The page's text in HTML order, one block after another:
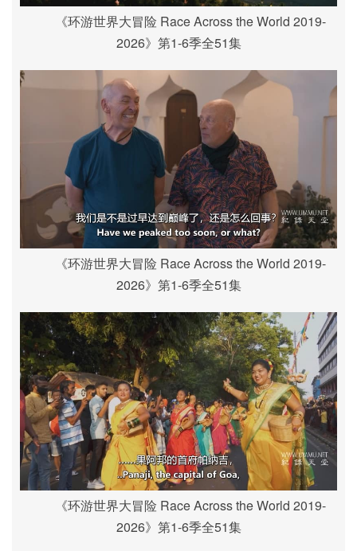
《环游世界大冒险 Race Across the World 2019-
2026》第1-6季全51集
《环游世界大冒险 Race Across the World 2019-
2026》第1-6季全51集
《环游世界大冒险 Race Across the World 2019-
2026》第1-6季全51集